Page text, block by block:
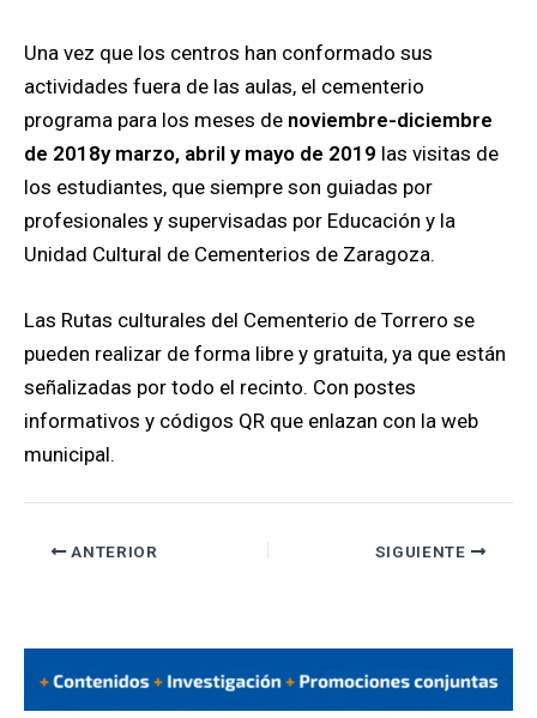
Una vez que los centros han conformado sus
actividades fuera de las aulas, el cementerio
programa para los meses de noviembre-diciembre
de 2018y marzo, abril y mayo de 2019 las visitas de
los estudiantes, que siempre son guiadas por
profesionales y supervisadas por Educación y la
Unidad Cultural de Cementerios de Zaragoza.
Las Rutas culturales del Cementerio de Torrero se
pueden realizar de forma libre y gratuita, ya que están
señalizadas por todo el recinto. Con postes
informativos y códigos QR que enlazan con la web
municipal.
ANTERIOR SIGUIENTE